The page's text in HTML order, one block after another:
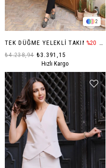
2
₺3.391,15
₺4.238,94
%20
Hızlı Kargo